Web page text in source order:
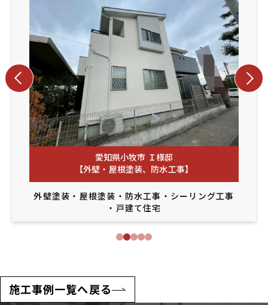
愛知県小牧市 Ｉ様邸
【外壁・屋根塗装、防水工事】
外壁塗装 ・ 屋根塗装 ・ 防水工事 ・ シーリング工事
・ 戸建て住宅
施工事例一覧へ戻る